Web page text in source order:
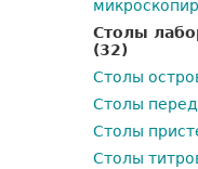
Столы
(32)
Столы
Столы
Столы
Столы